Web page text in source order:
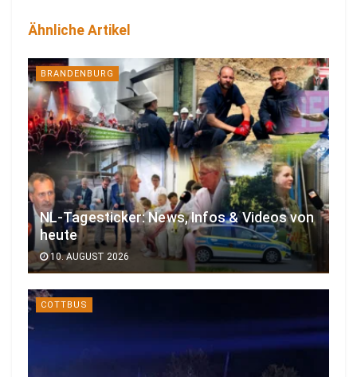
Ähnliche Artikel
BRANDENBURG
NL-Tagesticker: News, Infos & Videos von
heute
10. AUGUST 2026
COTTBUS